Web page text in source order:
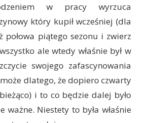
w pracy wyrzuca
który kupił wcześniej (dla
połowa piątego sezonu i zwierz
ale wtedy właśnie był w
swojego zafascynowania
dlatego, że dopiero czwarty
i to co będzie dalej było
ważne. Niestety to była właśnie